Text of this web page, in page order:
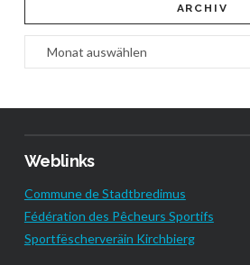
ARCHIV
Archiv
Weblinks
Commune de Stadtbredimus
Fédération des Pêcheurs Sportifs
Sportfëscherveräin Kirchbierg